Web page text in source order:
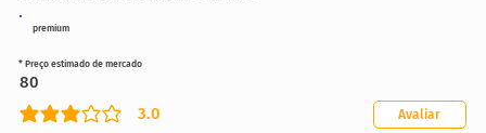
premium
3.0
classificação média é 3 de 5
Avaliar
* Preço estimado de mercado
80